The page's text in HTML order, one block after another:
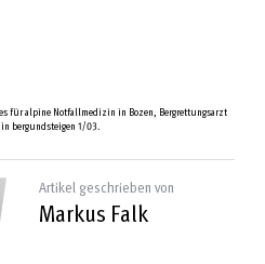
für alpine Notfallmedizin in Bozen, Bergrettungsarzt
bergundsteigen 1/03.
Artikel geschrieben von
Markus Falk